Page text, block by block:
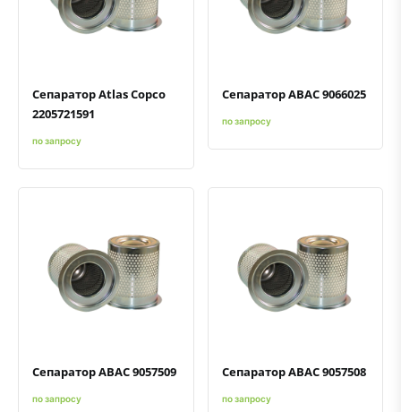
Быстрый просмотрДобавить к сравнению
Добавить в избранное
Сепаратор Atlas Copco
2205721591
по запросу
Быстрый просмотрДобавить к сравнению
Добавить в избранное
Сепаратор ABAC 9066025
по запросу
Быстрый просмотрДобавить к сравнению
Добавить в избранное
Сепаратор ABAC 9057509
по запросу
Быстрый просмотрДобавить к сравнению
Добавить в избранное
Сепаратор ABAC 9057508
по запросу